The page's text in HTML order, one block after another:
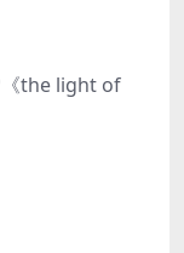
《the light of